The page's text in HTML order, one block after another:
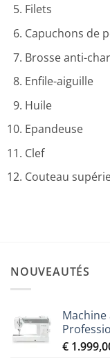
Filets
Capuchons de
Brosse anti-
Enfile-aiguille
Huile
Epandeuse
Clef
Couteau
NOUVEAUTÉS
Machine
€